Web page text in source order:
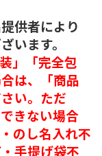
供者により
います。
」「完全包
は、「商品
い。ただ
きない場合
のし名入れ不
手提げ袋不